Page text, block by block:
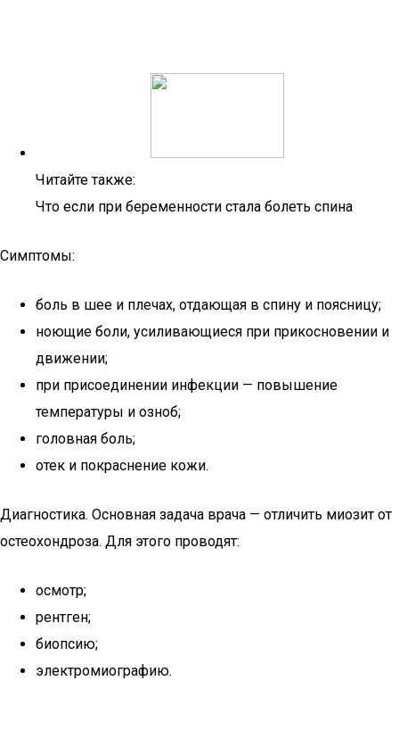
Читайте также:
Что если при беременности стала болеть спина
Симптомы:
боль в шее и плечах, отдающая в спину и поясницу;
ноющие боли, усиливающиеся при прикосновении и
движении;
при присоединении инфекции — повышение
температуры и озноб;
головная боль;
отек и покраснение кожи.
Диагностика. Основная задача врача — отличить миозит от
остеохондроза. Для этого проводят:
осмотр;
рентген;
биопсию;
электромиографию.